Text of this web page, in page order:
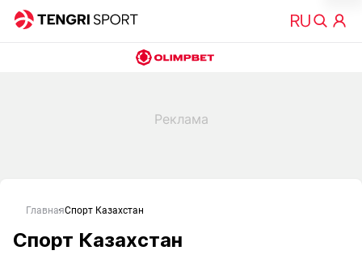
ГлавнаяСпорт Казахстан
Спорт Казахстан